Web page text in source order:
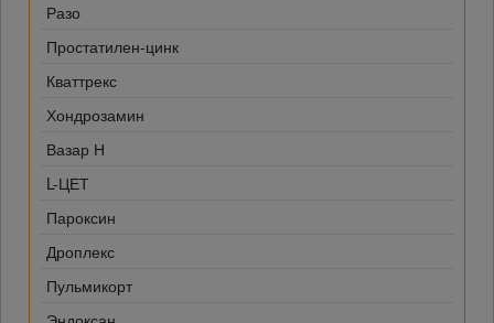
Разо
Простатилен-цинк
Кваттрекс
Хондрозамин
Вазар Н
L-ЦЕТ
Пароксин
Дроплекс
Пульмикорт